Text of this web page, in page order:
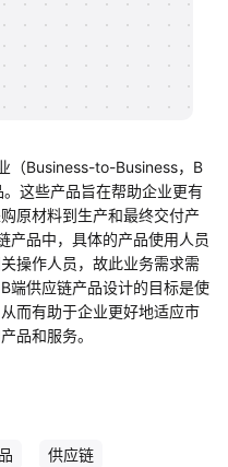
（Business-to-Business，B
这些产品旨在帮助企业更有
原材料到生产和最终交付产
产品中，具体的产品使用人员
操作人员，故此业务需求需
端供应链产品设计的目标是使
而有助于企业更好地适应市
品和服务。
供应链